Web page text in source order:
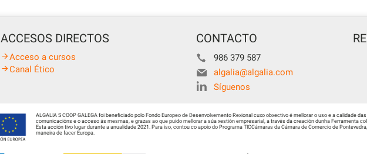
ACCESOS DIRECTOS
Acceso a cursos
Canal Ético
CONTACTO
986 379 587
algalia@algalia.com
Síguenos
ALGALIA S COOP GALEGA foi beneficiado polo Fondo Europeo de Desenvolvemento Rexional cuxo obxectivo é mellorar o uso e a calidade
comunicacións e o acceso ás mesmas, e grazas ao que puido mellorar a súa xestión empresarial, a través da creación dunha Ferramenta
Esta acción tivo lugar durante a anualidade 2021. Para iso, contou co apoio do Programa TICCámaras da Cámara de Comercio de
maneira de facer Europa.